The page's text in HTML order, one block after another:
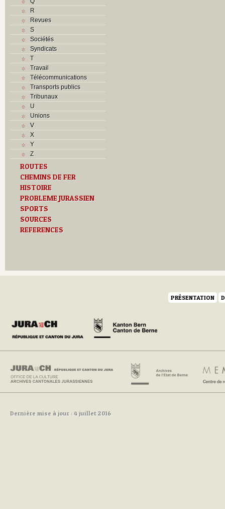
R
Revues
S
Sociétés
Syndicats
T
Travail
Télécommunications
Transports publics
Tribunaux
U
Unions
V
X
Y
Z
ROUTES
CHEMINS DE FER
HISTOIRE
PROBLEME JURASSIEN
SPORTS
SOURCES
REFERENCES
PRÉSENTATION
Dernière mise à jour : 4 juillet 2016